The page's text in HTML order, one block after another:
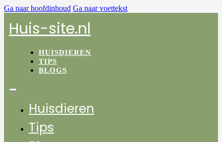
Ga naar hoofdinhoud Ga naar voettekst
Huis-site.nl
HUISDIEREN
TIPS
BLOGS
Huisdieren
Tips